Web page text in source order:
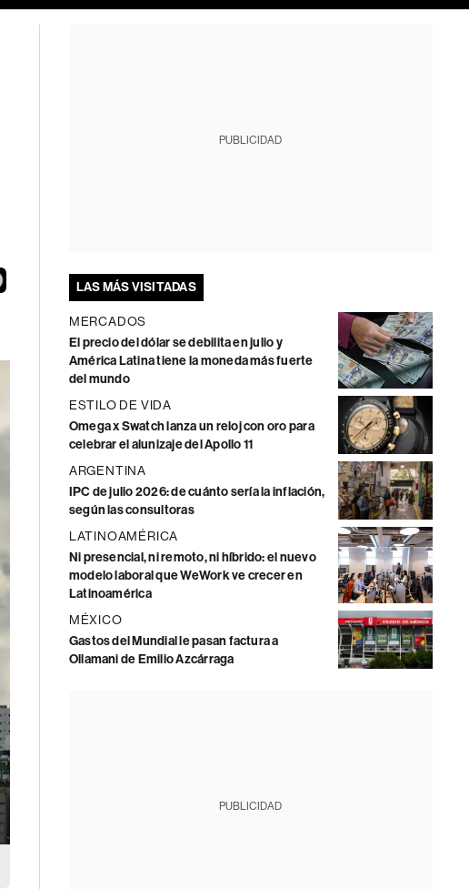
PUBLICIDAD
LAS MÁS VISITADAS
MERCADOS
El precio del dólar se debilita en julio y
América Latina tiene la moneda más fuerte
del mundo
ESTILO DE VIDA
Omega x Swatch lanza un reloj con oro para
celebrar el alunizaje del Apollo 11
ARGENTINA
IPC de julio 2026: de cuánto sería la inflación,
según las consultoras
LATINOAMÉRICA
Ni presencial, ni remoto, ni híbrido: el nuevo
modelo laboral que WeWork ve crecer en
Latinoamérica
MÉXICO
Gastos del Mundial le pasan factura a
Ollamani de Emilio Azcárraga
PUBLICIDAD